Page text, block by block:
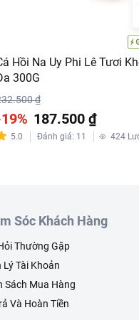
Hồi Na Uy Phi Lê Tươi
300G
₫
187.500 ₫
5.0 Đánh giá: 11 424
Sóc Khách Hàng
Thường Gặp
Lý Tài Khoản
Sách Mua Hàng
Và Hoàn Tiền